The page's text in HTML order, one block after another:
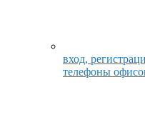
вход,
телефоны